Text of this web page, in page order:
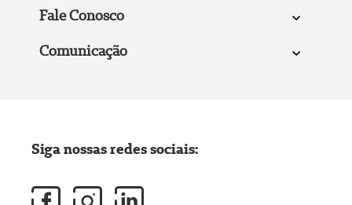
Fale Conosco
Comunicação
Siga nossas redes sociais: